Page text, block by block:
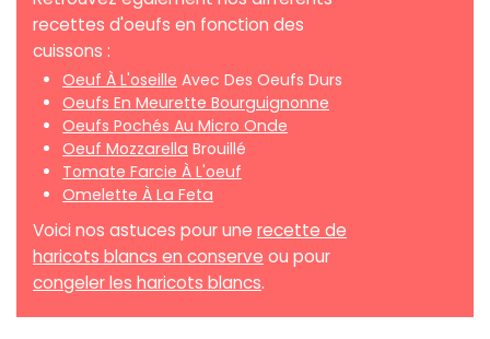
recettes d'oeufs en fonction des
cuissons :
Oeuf À L'oseille Avec Des Oeufs Durs
Oeufs En Meurette Bourguignonne
Oeufs Pochés Au Micro Onde
Oeuf Mozzarella Brouillé
Tomate Farcie À L'oeuf
Omelette À La Feta
Voici nos astuces pour une recette de
haricots blancs en conserve ou pour
congeler les haricots blancs.